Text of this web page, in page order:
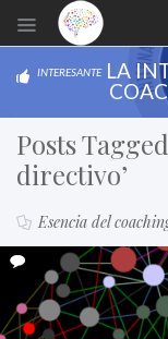
INTERESANTE LA
Posts
directivo’
Esencia del